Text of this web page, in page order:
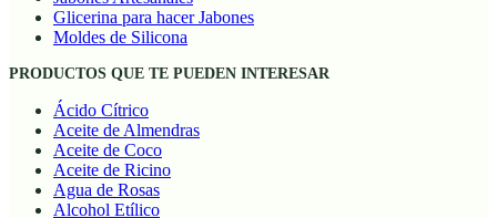
Glicerina para hacer Jabones
Moldes de Silicona
PRODUCTOS QUE TE PUEDEN INTERESAR
Ácido Cítrico
Aceite de Almendras
Aceite de Coco
Aceite de Ricino
Agua de Rosas
Alcohol Etílico